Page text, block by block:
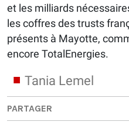
et les milliards
les coffres des trusts
présents à Mayotte,
encore TotalEnergies.
Tania Lemel
PARTAGER